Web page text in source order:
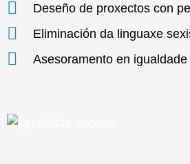
Deseño de proxectos con
Eliminación da linguaxe
Asesoramento en igualdade